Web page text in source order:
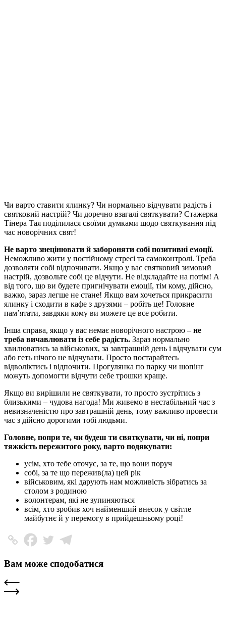
Чи варто ставити ялинку? Чи нормально відчувати радість і
святковий настрій? Чи доречно взагалі святкувати? Стажерка
Тінера Тая поділилася своїми думками щодо святкування під
час новорічних свят!
Не варто знецінювати й забороняти собі позитивні емоції.
Неможливо жити у постійному стресі та самоконтролі. Треба
дозволяти собі відпочивати. Якщо у вас святковий зимовий
настрій, дозвольте собі це відчути. Не відкладайте на потім! А
від того, що ви будете пригнічувати емоції, тім кому, дійсно,
важко, зараз легше не стане! Якщо вам хочеться прикрасити
ялинку і сходити в кафе з друзями – робіть це! Головне
пам’ятати, завдяки кому ви можете це все робити.
Інша справа, якщо у вас немає новорічного настрою – не
треба вичавлювати із себе радість. Зараз нормально
хвилюватись за військових, за завтрашній день і відчувати сум
або геть нічого не відчувати. Просто постарайтесь
відволіктись і відпочити. Прогулянка по парку чи шопінг
можуть допомогти відчути себе трошки краще.
Якщо ви вирішили не святкувати, то просто зустрітись з
близькими – чудова нагода! Ми живемо в нестабільний час з
невизначеністю про завтрашній день, тому важливо провести
час з дійсно дорогими тобі людьми.
Головне, попри те, чи будеш ти святкувати, чи ні, попри
тяжкість пережитого року, варто подякувати:
усім, хто тебе оточує, за те, що вони поруч
собі, за те що пережив(ла) цей рік
військовим, які дарують нам можливість зібратись за
столом з родиною
волонтерам, які не зупиняються
всім, хто зробив хоч найменший внесок у світле
майбутнє й у перемогу в прийдешньому році!
Вам може сподобатися